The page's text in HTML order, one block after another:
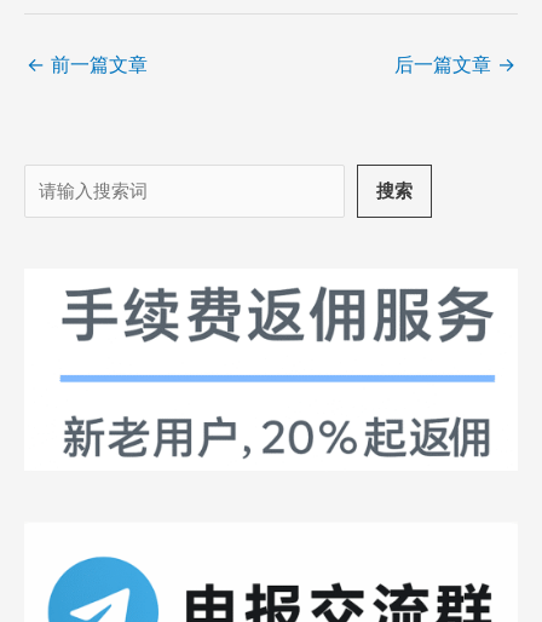
← 前一篇文章 后一篇文章 →
搜
索
搜索